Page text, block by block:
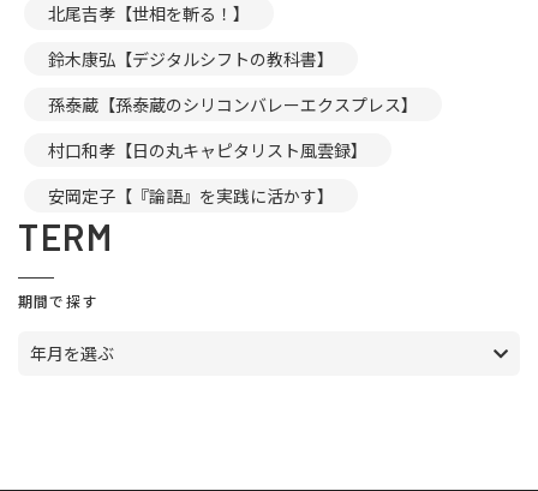
北尾吉孝【世相を斬る！】
鈴木康弘【デジタルシフトの教科書】
孫泰蔵【孫泰蔵のシリコンバレーエクスプレス】
村口和孝【日の丸キャピタリスト風雲録】
安岡定子【『論語』を実践に活かす】
TERM
期間で探す
年月を選ぶ